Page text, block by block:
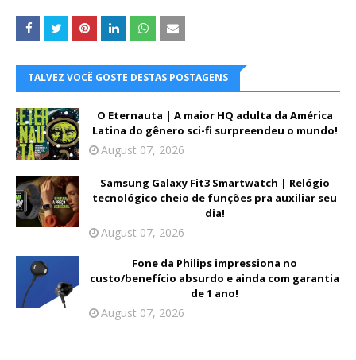
TALVEZ VOCÊ GOSTE DESTAS POSTAGENS
O Eternauta | A maior HQ adulta da América
Latina do gênero sci-fi surpreendeu o mundo!
August 07, 2026
Samsung Galaxy Fit3 Smartwatch | Relógio
tecnológico cheio de funções pra auxiliar seu
dia!
August 07, 2026
Fone da Philips impressiona no
custo/benefício absurdo e ainda com garantia
de 1 ano!
August 07, 2026